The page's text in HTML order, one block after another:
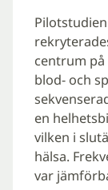
centrum på
blod- och
en
vilken i
hälsa.
var